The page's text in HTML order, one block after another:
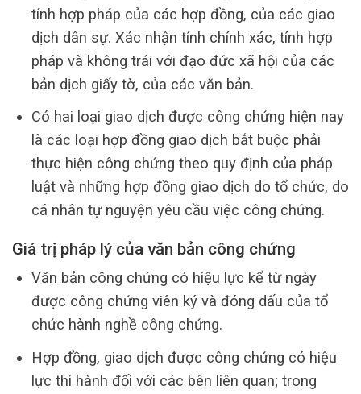
tính hợp pháp của các hợp đồng, của các giao
dịch dân sự. Xác nhận tính chính xác, tính hợp
pháp và không trái với đạo đức xã hội của các
bản dịch giấy tờ, của các văn bản.
Có hai loại giao dịch được công chứng hiện nay
là các loại hợp đồng giao dịch bắt buộc phải
thực hiện công chứng theo quy định của pháp
luật và những hợp đồng giao dịch do tổ chức, do
cá nhân tự nguyện yêu cầu việc công chứng.
Giá trị pháp lý của văn bản công chứng
Văn bản công chứng có hiệu lực kể từ ngày
được công chứng viên ký và đóng dấu của tổ
chức hành nghề công chứng.
Hợp đồng, giao dịch được công chứng có hiệu
lực thi hành đối với các bên liên quan; trong